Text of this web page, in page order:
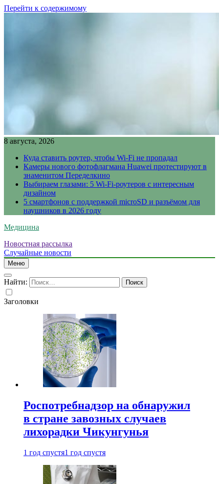
Перейти к содержимому
8 августа, 2026
Куда ставить роутер, чтобы Wi-Fi не пропадал
Камеры нового фотофлагмана Huawei протестируют в
знаменитом Переделкино
Выбираем глазами: 5 Wi-Fi-роутеров с интересным
дизайном
5 смартфонов с поддержкой microSD и разъёмом для
наушников в 2026 году
Медицина
Новостная рассылка
Случайные новости
Меню
Найти:
Заголовки
Роспотребнадзор на обнаружил
в стране завозных случаев
лихорадки Чикунгунья
1 год спустя1 год спустя